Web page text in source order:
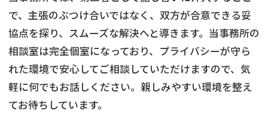
で、主張のぶつけ合いではなく、双方が合意できる妥
協点を探り、スムーズな解決へと導きます。当事務所の
相談室は完全個室になっており、プライバシーが守ら
れた環境で安心してご相談していただけますので、気
軽に何でもお話しください。親しみやすい環境を整え
てお待ちしています。